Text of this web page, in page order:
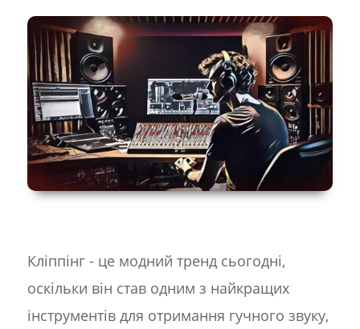
Кліппінг - це модний тренд сьогодні,
оскільки він став одним з найкращих
інструментів для отримання гучного звуку,